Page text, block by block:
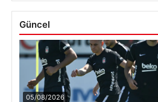
Güncel
05/08/2026